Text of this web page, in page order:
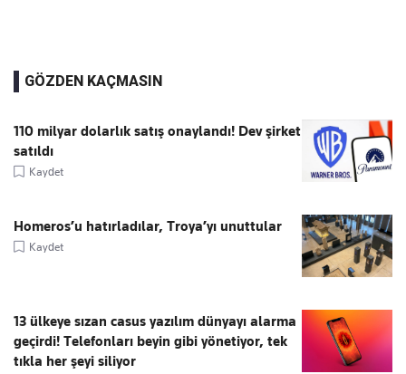
GÖZDEN KAÇMASIN
110 milyar dolarlık satış onaylandı! Dev şirket
satıldı
Kaydet
Homeros’u hatırladılar, Troya’yı unuttular
Kaydet
13 ülkeye sızan casus yazılım dünyayı alarma
geçirdi! Telefonları beyin gibi yönetiyor, tek
tıkla her şeyi siliyor